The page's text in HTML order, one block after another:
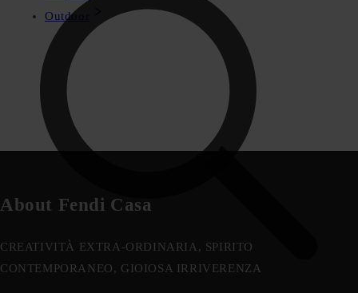
Outdoor
About Fendi Casa
CREATIVITÀ EXTRA-ORDINARIA, SPIRITO
CONTEMPORANEO, GIOIOSA IRRIVERENZA